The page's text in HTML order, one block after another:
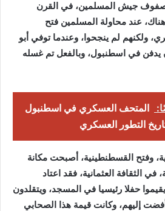
صفوف جيش المسلمين، في القرن
عند محاولة المسلمين فتح
عام52 هجري، ولكنهم لم ينجحوا، وعندما توفي أبو
يدفن في اسطنبول، وبالفعل تم غسله
المتحف العسكري في اسطنبول
التطور العسكري
وفتح القسطنطينية، أصبحت مكانة
الثقافة العثمانية، فقد اعتاد
حفلا رئيسيا في المسجد، ويتقلدون
إليهم، وكانت قيمة هذا الصحابي